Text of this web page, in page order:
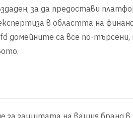
за да предостави
в областта на
са все по-търсени,
за защитата на вашия бранд